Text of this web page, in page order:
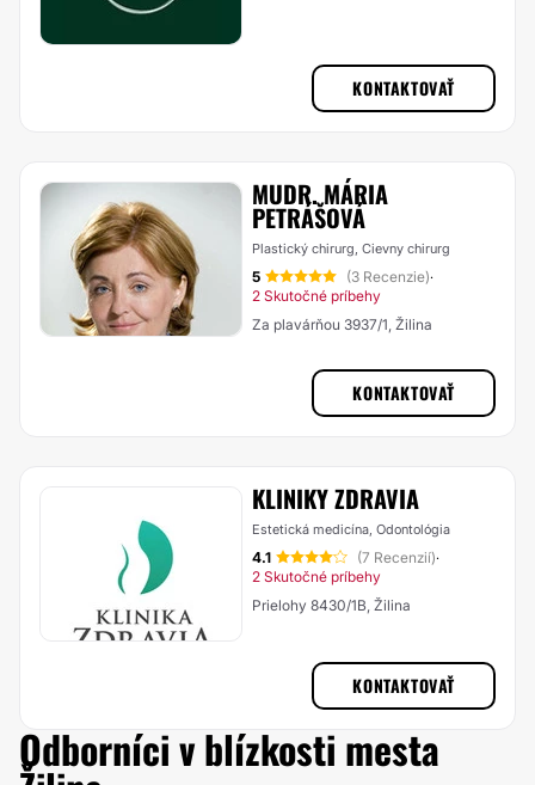
KONTAKTOVAŤ
MUDR. MÁRIA
PETRÁŠOVÁ
Plastický chirurg, Cievny chirurg
5 (3 Recenzie)·
2 Skutočné príbehy
Za plavárňou 3937/1, Žilina
KONTAKTOVAŤ
KLINIKY ZDRAVIA
Estetická medicína, Odontológia
4.1 (7 Recenzií)·
2 Skutočné príbehy
Prielohy 8430/1B, Žilina
KONTAKTOVAŤ
Odborníci v blízkosti mesta